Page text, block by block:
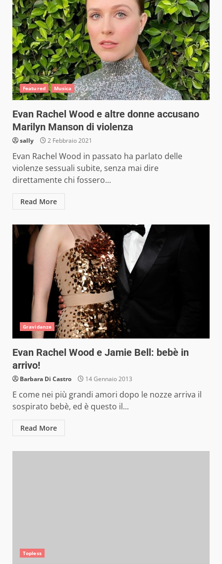
Featured Musica
Evan Rachel Wood e altre donne accusano
Marilyn Manson di violenza
sally 2 Febbraio 2021
Evan Rachel Wood in passato ha parlato delle
violenze sessuali subite, senza mai dire
direttamente chi fossero...
Read More
Gravidanze
Evan Rachel Wood e Jamie Bell: bebè in
arrivo!
Barbara Di Castro 14 Gennaio 2013
E come nei più grandi amori dopo le nozze arriva il
sospirato bebè, ed è questo il...
Read More
Topless